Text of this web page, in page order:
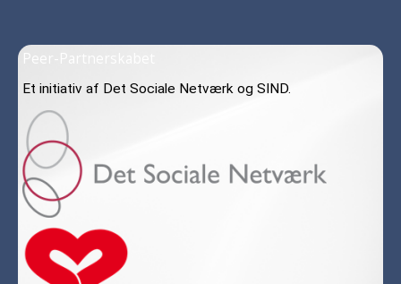
Peer-Partnerskabet
Et initiativ af Det Sociale Netværk og SIND.